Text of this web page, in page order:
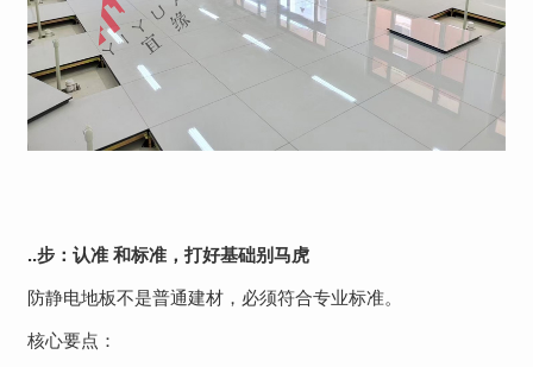
..步：认准 和标准，打好基础别马虎
防静电地板不是普通建材，必须符合专业标准。
核心要点：